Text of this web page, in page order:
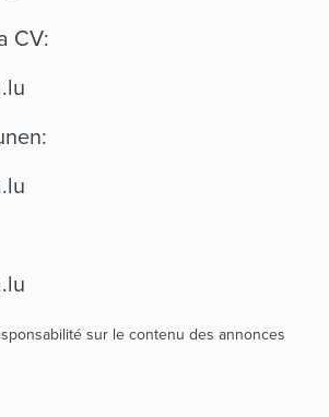
CV:
sur le contenu des annonces